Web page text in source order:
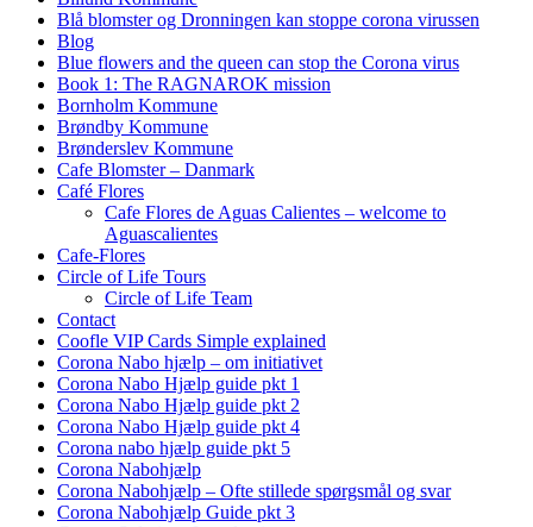
Blå blomster og Dronningen kan stoppe corona virussen
Blog
Blue flowers and the queen can stop the Corona virus
Book 1: The RAGNAROK mission
Bornholm Kommune
Brøndby Kommune
Brønderslev Kommune
Cafe Blomster – Danmark
Café Flores
Cafe Flores de Aguas Calientes – welcome to
Aguascalientes
Cafe-Flores
Circle of Life Tours
Circle of Life Team
Contact
Coofle VIP Cards Simple explained
Corona Nabo hjælp – om initiativet
Corona Nabo Hjælp guide pkt 1
Corona Nabo Hjælp guide pkt 2
Corona Nabo Hjælp guide pkt 4
Corona nabo hjælp guide pkt 5
Corona Nabohjælp
Corona Nabohjælp – Ofte stillede spørgsmål og svar
Corona Nabohjælp Guide pkt 3